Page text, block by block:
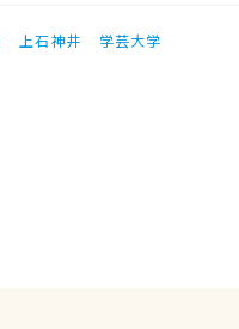
上石神井
学芸大学